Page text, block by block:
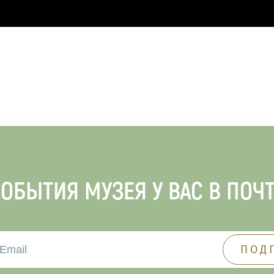
МУЗЕЯ У ВАС В